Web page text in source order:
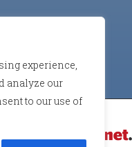
experience,
analyze our
to our use of